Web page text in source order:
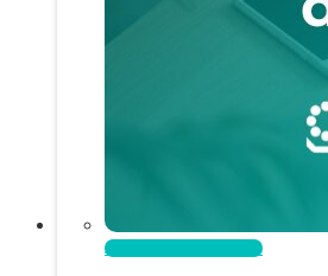
Aggiungi al carrello